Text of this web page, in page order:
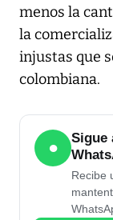
menos la
la
injustas que
colombiana.
●
Sigue
Recibe